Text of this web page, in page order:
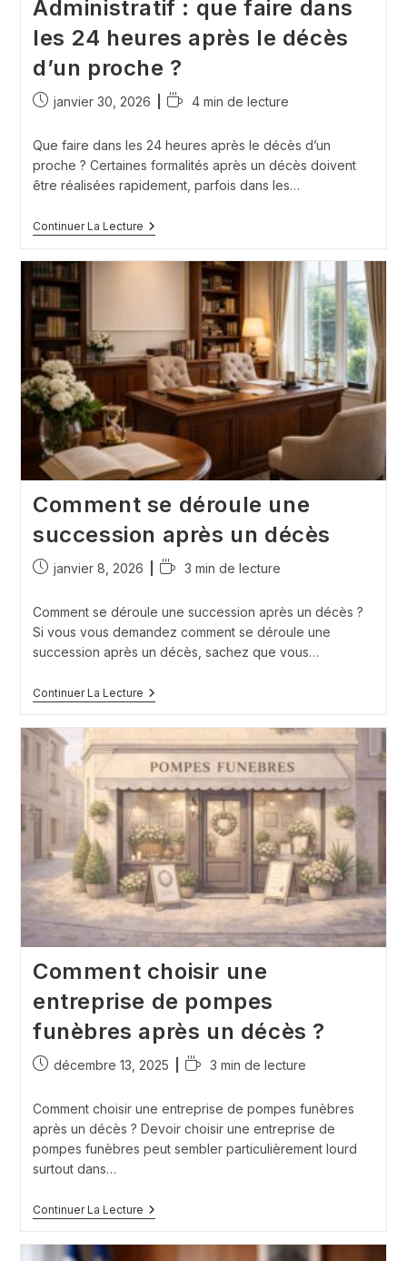
Administratif : que faire dans
les 24 heures après le décès
d’un proche ?
Publication
janvier 30, 2026
Temps
lecture :
4 min de lecture
Que faire dans les 24 heures après le décès d’un
proche ? Certaines formalités après un décès doivent
être réalisées rapidement, parfois dans les…
Continuer La LectureAdministratif
:
Heures
Après
Le
Décès
D’un
Proche
Comment se déroule une
succession après un décès
Publication
janvier 8, 2026
Temps3 min de lecture
Comment se déroule une succession après un décès ?
Si vous vous demandez comment se déroule une
succession après un décès, sachez que vous…
Continuer La LectureComment
Se
Succession
Après
Un
Décès
Comment choisir une
entreprise de pompes
funèbres après un décès ?
Publication
décembre 13, 2025
Temps
lecture :
3 min de lecture
Comment choisir une entreprise de pompes funèbres
après un décès ? Devoir choisir une entreprise de
pompes funèbres peut sembler particulièrement lourd
surtout dans…
Continuer La LectureComment
Choisir